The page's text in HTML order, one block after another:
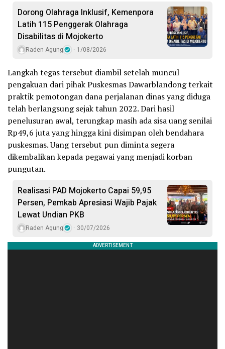
Dorong Olahraga Inklusif, Kemenpora
Latih 115 Penggerak Olahraga
Disabilitas di Mojokerto
Raden Agung 1/08/2026
Langkah tegas tersebut diambil setelah muncul
pengakuan dari pihak Puskesmas Dawarblandong terkait
praktik pemotongan dana perjalanan dinas yang diduga
telah berlangsung sejak tahun 2022. Dari hasil
penelusuran awal, terungkap masih ada sisa uang senilai
Rp49,6 juta yang hingga kini disimpan oleh bendahara
puskesmas. Uang tersebut pun diminta segera
dikembalikan kepada pegawai yang menjadi korban
pungutan.
Realisasi PAD Mojokerto Capai 59,95
Persen, Pemkab Apresiasi Wajib Pajak
Lewat Undian PKB
Raden Agung 30/07/2026